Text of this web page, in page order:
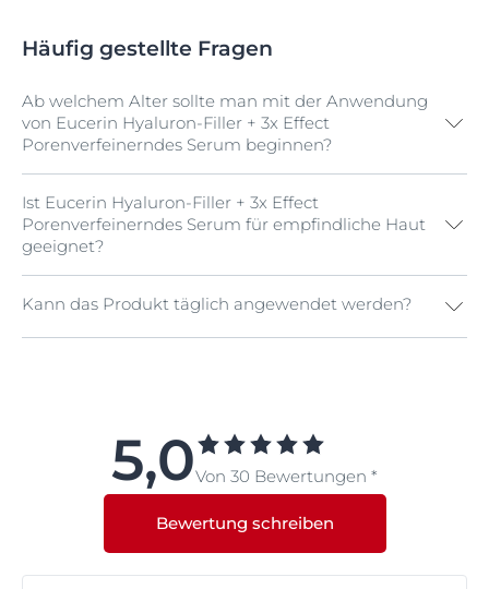
Häufig gestellte Fragen
Ab welchem Alter sollte man mit der Anwendung
von Eucerin Hyaluron-Filler + 3x Effect
Porenverfeinerndes Serum beginnen?
Erste Anzeichen der Hautalterung treten bei den
meisten Menschen ab Mitte 20 auf. Dann kann das
Eucerin Hyaluron-Filler + 3x Effect Porenverfeinernde
Serum helfen, erste Fältchen und Falten zu reduzieren
und das Hautbild zu verfeinern.
Ist Eucerin Hyaluron-Filler + 3x Effect
Porenverfeinerndes Serum für empfindliche Haut
geeignet?
Ja. Eucerin Hyaluron-Filler + 3x Effect
Kann das Produkt täglich angewendet werden?
5,0Von 30 Bewertungen *
Bewertung schreiben